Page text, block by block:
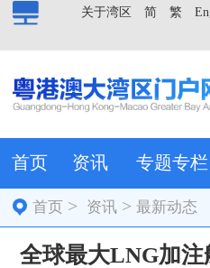
繁
简
关于湾区
首页 资讯 专题专栏
首页 > 资讯 >最新动态
全球最大LNG加